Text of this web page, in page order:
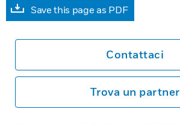
Save this page as PDF
Contattaci
Trova un partner